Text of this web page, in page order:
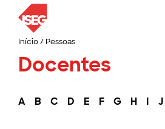
Início/ Pessoas
Docentes
A B C D E F G H I J